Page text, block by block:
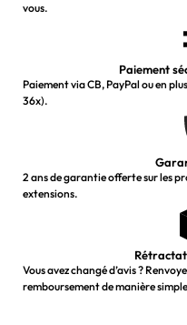
vous.
Paiement
Paiement via CB, PayPal ou en
36x).
2 ans de garantie offerte sur les
extensions.
Vous avez changé d’avis ?
remboursement de manière